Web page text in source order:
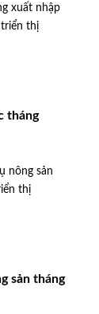
xuất nhập
thị
tháng
nông sản
thị
sản tháng
định cho